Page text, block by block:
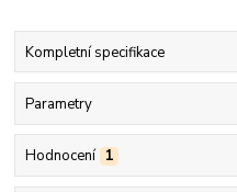
Kompletní specifikace
Parametry
Hodnocení 1